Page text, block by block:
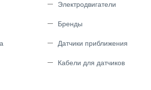
Электродвигатели
Бренды
Датчики приближения
Кабели для датчиков